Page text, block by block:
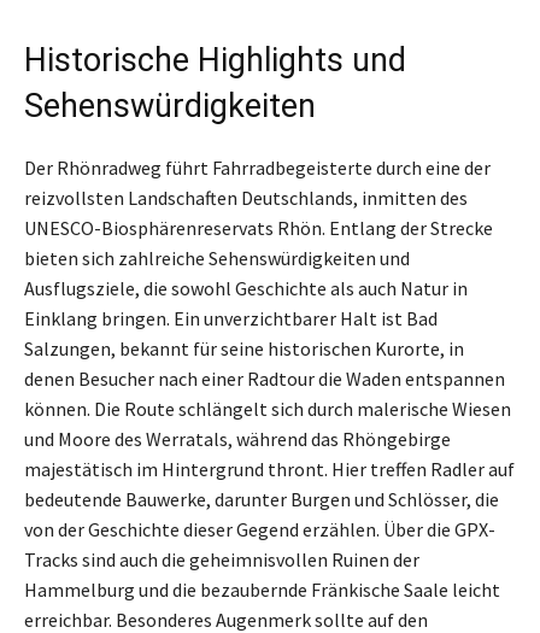
Historische Highlights und
Sehenswürdigkeiten
Der Rhönradweg führt Fahrradbegeisterte durch eine der
reizvollsten Landschaften Deutschlands, inmitten des
UNESCO-Biosphärenreservats Rhön. Entlang der Strecke
bieten sich zahlreiche Sehenswürdigkeiten und
Ausflugsziele, die sowohl Geschichte als auch Natur in
Einklang bringen. Ein unverzichtbarer Halt ist Bad
Salzungen, bekannt für seine historischen Kurorte, in
denen Besucher nach einer Radtour die Waden entspannen
können. Die Route schlängelt sich durch malerische Wiesen
und Moore des Werratals, während das Rhöngebirge
majestätisch im Hintergrund thront. Hier treffen Radler auf
bedeutende Bauwerke, darunter Burgen und Schlösser, die
von der Geschichte dieser Gegend erzählen. Über die GPX-
Tracks sind auch die geheimnisvollen Ruinen der
Hammelburg und die bezaubernde Fränkische Saale leicht
erreichbar. Besonderes Augenmerk sollte auf den